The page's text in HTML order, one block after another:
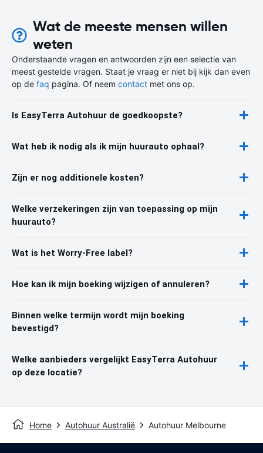
Wat de meeste mensen willen
weten
Onderstaande vragen en antwoorden zijn een selectie van
meest gestelde vragen. Staat je vraag er niet bij kijk dan even
op de faq pagina. Of neem contact met ons op.
Is EasyTerra Autohuur de goedkoopste?
Wat heb ik nodig als ik mijn huurauto ophaal?
Zijn er nog additionele kosten?
Welke verzekeringen zijn van toepassing op mijn
huurauto?
Wat is het Worry-Free label?
Hoe kan ik mijn boeking wijzigen of annuleren?
Binnen welke termijn wordt mijn boeking
bevestigd?
Welke aanbieders vergelijkt EasyTerra Autohuur
op deze locatie?
Home Autohuur Australië Autohuur Melbourne